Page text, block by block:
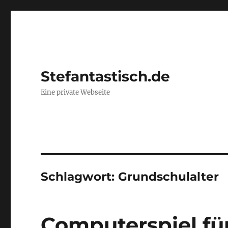
Stefantastisch.de
Eine private Webseite
Schlagwort: Grundschulalter